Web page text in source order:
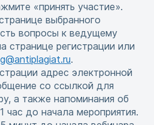
«принять участие».
выбранного
вопросы к ведущему
странице регистрации или
.
адрес электронной
со ссылкой для
а также напоминания об
час до начала мероприятия.